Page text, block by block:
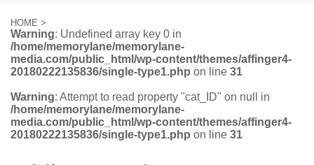
HOME >
Warning: Undefined array key 0 in
/home/memorylane/memorylane-
media.com/public_html/wp-content/themes/affinger4-
20180222135836/single-type1.php on line 31
Warning: Attempt to read property "cat_ID" on null in
/home/memorylane/memorylane-
media.com/public_html/wp-content/themes/affinger4-
20180222135836/single-type1.php on line 31